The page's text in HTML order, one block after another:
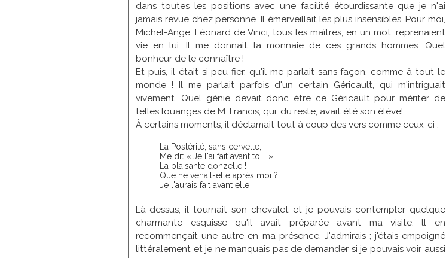
dans toutes les positions avec une facilité étourdissante que je n'ai
jamais revue chez personne. Il émerveillait les plus insensibles. Pour moi,
Michel-Ange, Léonard de Vinci, tous les maîtres, en un mot, reprenaient
vie en lui. Il me donnait la monnaie de ces grands hommes. Quel
bonheur de le connaître !
Et puis, il était si peu fier, qu'il me parlait sans façon, comme à tout le
monde ! Il me parlait parfois d'un certain Géricault, qui m'intriguait
vivement. Quel génie devait donc étre ce Géricault pour mériter de
telles louanges de M. Francis, qui, du reste, avait été son élève!
À certains moments, il déclamait tout à coup des vers comme ceux-ci :
La Postérité, sans cervelle,
Me dit « Je l'ai fait avant toi ! »
La plaisante donzelle !
Que ne venait-elle après moi ?
Je l'aurais fait avant elle
Là-dessus, il tournait son chevalet et je pouvais contempler quelque
charmante esquisse qu'il avait préparée avant ma visite. ll en
recommençait une autre en ma présence. J'admirais ; j'étais empoigné
littéralement et je ne manquais pas de demander si je pouvais voir aussi